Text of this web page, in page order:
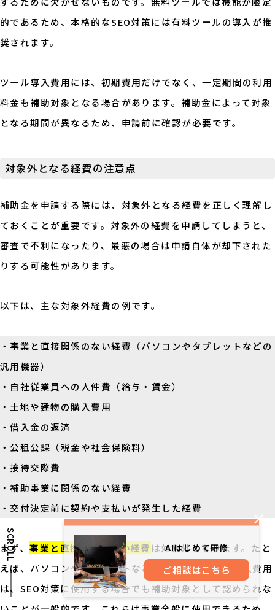
SCROLL AIはじめて研修
ご相談はこちら
的であるため、本格的なSEO対策には有料ツールの導入が推
奨されます。
ツール導入費用には、初期費用だけでなく、一定期間の利用
料金も補助対象となる場合があります。補助金によって対象
となる期間が異なるため、申請前に確認が必要です。
対象外となる経費の注意点
補助金を申請する際には、対象外となる経費を正しく理解し
ておくことが重要です。対象外の経費を申請してしまうと、
審査で不利になったり、最悪の場合は申請自体が却下された
りする可能性があります。
以下は、主な対象外経費の例です。
・事業と直接関係のない経費（パソコンやタブレットなどの
汎用機器）
・自社従業員への人件費（給与・賃金）
・土地や建物の購入費用
・借入金の返済
・公租公課（税金や社会保険料）
・接待交際費
・補助事業に関係のない経費
・交付決定前に契約や支払いが発生した経費
まず、事業と直接関係のない経費 は対象外となります。たと
えば、パソコンやタブレットなどの汎用的な機器の購入費用
は、SEO対策に使用する場合でも補助対象として認められな